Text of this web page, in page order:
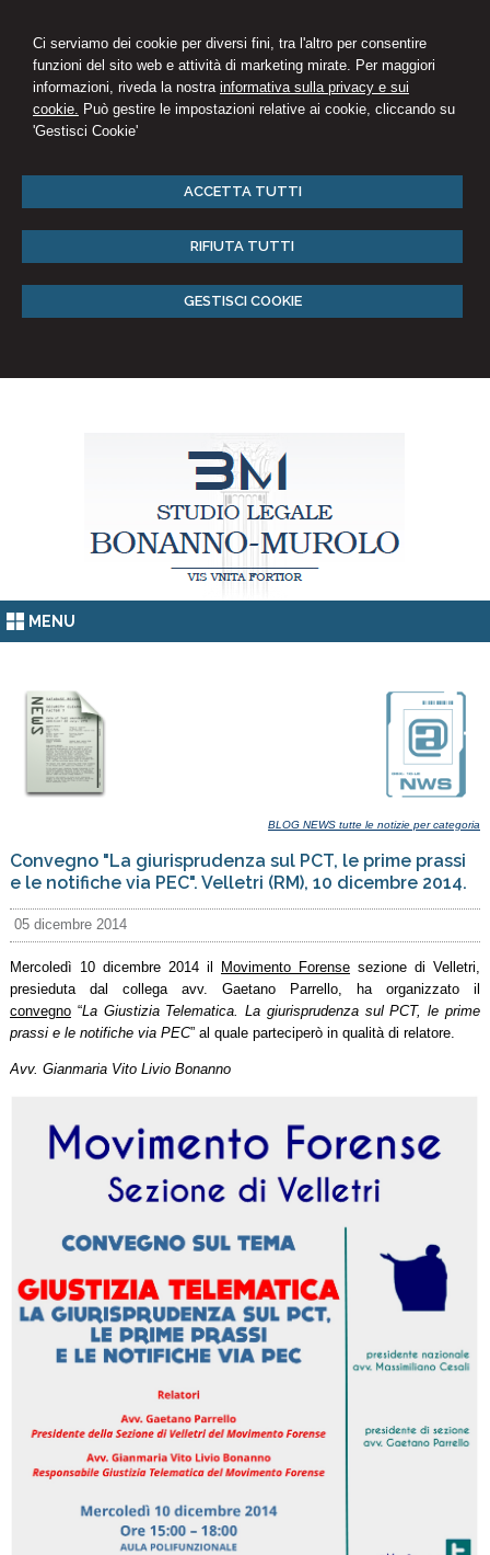
Ci serviamo dei cookie per diversi fini, tra l'altro per consentire
funzioni del sito web e attività di marketing mirate. Per maggiori
informazioni, riveda la nostra informativa sulla privacy e sui
cookie. Può gestire le impostazioni relative ai cookie, cliccando su
'Gestisci Cookie'
ACCETTA TUTTI
RIFIUTA TUTTI
GESTISCI COOKIE
MENU
BLOG NEWS tutte le notizie per categoria
Convegno "La giurisprudenza sul PCT, le prime prassi
e le notifiche via PEC". Velletri (RM), 10 dicembre 2014.
05 dicembre 2014
Mercoledì 10 dicembre 2014 il Movimento Forense sezione di Velletri,
presieduta dal collega avv. Gaetano Parrello, ha organizzato il
convegno“La Giustizia Telematica. La giurisprudenza sul PCT, le prime
prassi e le notifiche via PEC” al quale parteciperò in qualità di relatore.
Avv. Gianmaria Vito Livio Bonanno